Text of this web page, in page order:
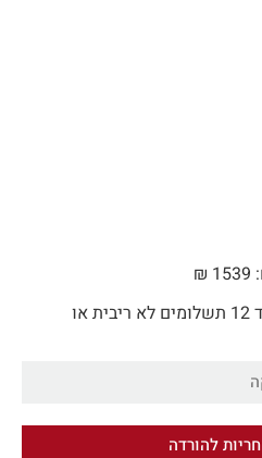
ניתן לשלם בכרטיס אשראי עד 12 תשלומים לא ריבית או
להורדה